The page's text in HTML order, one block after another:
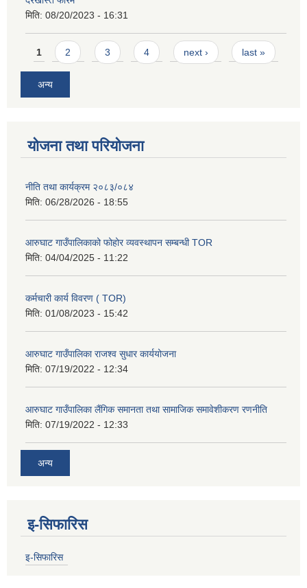
मिति: 08/20/2023 - 16:31
Pages
1 2 3 4 next › last »
अन्य
योजना तथा परियोजना
नीति तथा कार्यक्रम २०८३/०८४
मिति: 06/28/2026 - 18:55
आरुघाट गाउँपालिकाको फोहोर व्यवस्थापन सम्बन्धी TOR
मिति: 04/04/2025 - 11:22
कर्मचारी कार्य विवरण ( TOR)
मिति: 01/08/2023 - 15:42
आरुघाट गाउँपालिका राजश्व सुधार कार्ययोजना
मिति: 07/19/2022 - 12:34
आरुघाट गाउँपालिका लैंगिक समानता तथा सामाजिक समावेशीकरण रणनीति
मिति: 07/19/2022 - 12:33
अन्य
इ-सिफारिस
इ-सिफारिस